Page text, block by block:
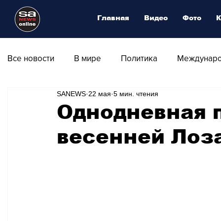
Все новости В мире Политика
Общество Армия Аналитика
Транспорт Культура Магия искусства
Однодневная
весенней
SANEWS 22 мая 5 мин. чтения
Главная Видео Фото